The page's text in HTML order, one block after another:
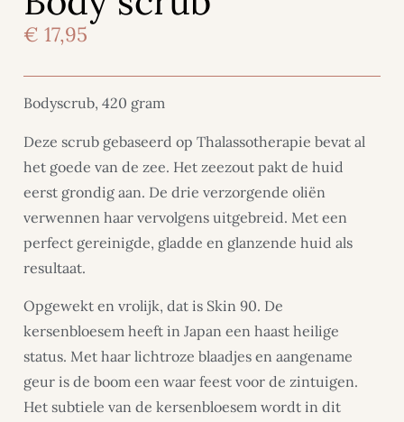
€ 17,95
Bodyscrub, 420 gram
Deze scrub gebaseerd op Thalassotherapie bevat al
het goede van de zee. Het zeezout pakt de huid
eerst grondig aan. De drie verzorgende oliën
verwennen haar vervolgens uitgebreid. Met een
perfect gereinigde, gladde en glanzende huid als
resultaat.
Opgewekt en vrolijk, dat is Skin 90. De
kersenbloesem heeft in Japan een haast heilige
status. Met haar lichtroze blaadjes en aangename
geur is de boom een waar feest voor de zintuigen.
Het subtiele van de kersenbloesem wordt in dit